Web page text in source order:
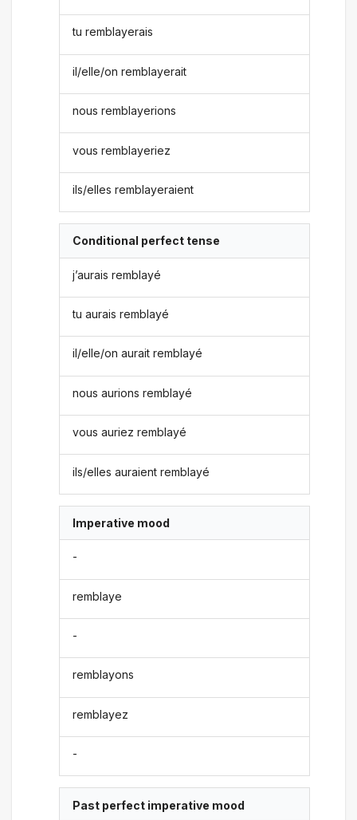
tu remblayerais
il/elle/on remblayerait
nous remblayerions
vous remblayeriez
ils/elles remblayeraient
Conditional perfect tense
j’aurais remblayé
tu aurais remblayé
il/elle/on aurait remblayé
nous aurions remblayé
vous auriez remblayé
ils/elles auraient remblayé
Imperative mood
-
remblaye
-
remblayons
remblayez
-
Past perfect imperative mood